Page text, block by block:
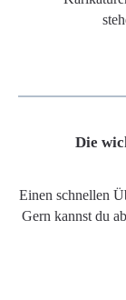
Die
Einen schnellen
Gern kannst du